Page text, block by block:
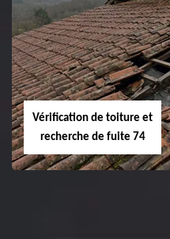
Vérification de toiture et
recherche de fuite 74